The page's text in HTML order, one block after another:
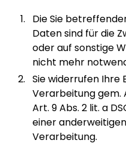
Die Sie
Daten sind für die
oder auf sonstige
nicht mehr
Sie widerrufen Ihre
Verarbeitung gem.
Art. 9 Abs. 2 lit. a
einer
Verarbeitung.